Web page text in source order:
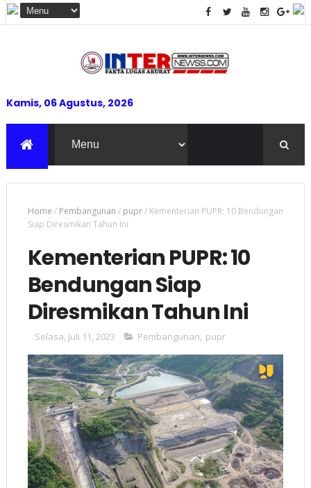
Kamis, 06 Agustus, 2026
Home / Pembangunan / pupr/ Kementerian PUPR: 10 Bendungan
Siap Diresmikan Tahun Ini
Kementerian PUPR: 10
Bendungan Siap
Diresmikan Tahun Ini
Selasa, Juli 11, 2023 Pembangunan, pupr